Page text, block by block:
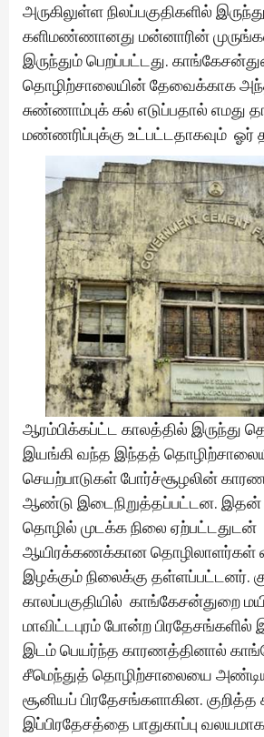
அருகிலுள்ள நிலப்பகுதிகளில்
களிமண்ணானது மன்னாரின்
இருந்தும் பெறப்பட்டது.
தொழிற்சாலையின் தேவைக்காக அந்த
சுண்ணாம்புக் கல் எடுப்பதால் எமது
மண்ணரிப்புக்கு உட்பட்டதாகவும்
ஆரம்பிக்கப்ட்ட காலத்தில் இருந்து
இயங்கி வந்த இந்தத்
செயற்பாடுகள் போர்ச்சூழலின்
ஆண்டு இடைநிறுத்தப்பட்டன.
தொழில் முடக்க நிலை ஏற்பட்டதுடன்
ஆயிரக்கணக்கான தொழிலாளர்கள்
இழக்கும் நிலைக்கு தள்ளப்பட்டனர்.
காலப்பகுதியில் காங்கேசன்துறை
மாவிட்டபுரம் போன்ற பிரதேசங்களில்
இடம் பெயர்ந்த காரணத்தினால்
சீமெந்துத் தொழிற்சாலையை
சூனியப் பிரதேசங்களாகின. குறித்த
இப்பிரதேசத்தை பாதுகாப்பு வலயமாக